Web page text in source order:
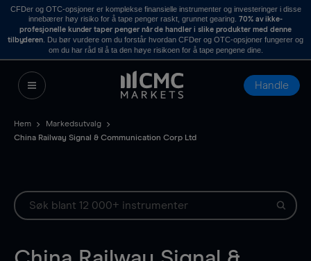
CFDer og OTC-opsjoner er komplekse finansielle instrumenter og investeringer i disse
innebærer høy risiko for å tape penger raskt, grunnet gearing. 70% av ikke-
profesjonelle kunder taper penger når de handler i slike produkter med denne
tilbyderen . Du bør vurdere om du forstår hvordan CFDer og OTC-opsjoner fungerer og
om du har råd til å ta den høye risikoen for å tape pengene dine.
Handle
Hem
Markedsutvalg
China Railway Signal & Communication Corp Ltd